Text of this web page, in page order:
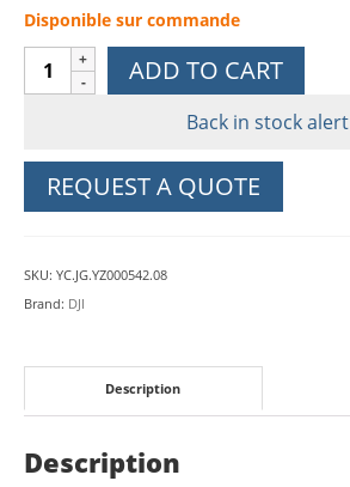
Disponible sur commande
Gimbal
Vibration
quantity
ADD TO CART
Back in stock alert
REQUEST A QUOTE
SKU: YC.JG.YZ000542.08
Brand: DJI
Description
Description